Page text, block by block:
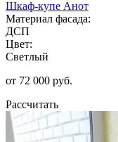
Шкаф-купе Анот
Материал фасада:
ДСП
Цвет:
Светлый
от 72 000 руб.
Рассчитать